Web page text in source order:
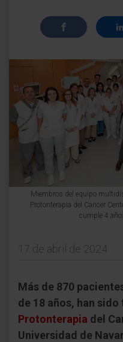
Miembros del equipo
Protonterapia del Cancer
cumple 4
17 de abril de 2024
Más de 870
de 18 años, han
Protonterapia del
Universidad de